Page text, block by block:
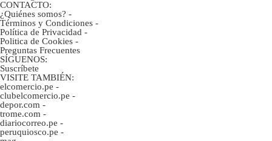
CONTACTO:
¿Quiénes somos? -
Términos y Condiciones -
Política de Privacidad -
Politica de Cookies -
Preguntas Frecuentes
SÍGUENOS:
Suscríbete
VISITE TAMBIÉN:
elcomercio.pe -
clubelcomercio.pe -
depor.com -
trome.com -
diariocorreo.pe -
peruquiosco.pe -